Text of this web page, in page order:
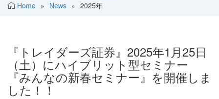
Home » News » 2025年
『トレイダーズ証券』2025年1月25日
（土）にハイブリット型セミナー
『みんなの新春セミナー』を開催しま
した！！